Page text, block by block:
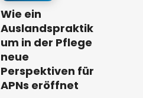
Wie ein
Auslandspraktik
um in der Pflege
neue
Perspektiven für
APNs eröffnet